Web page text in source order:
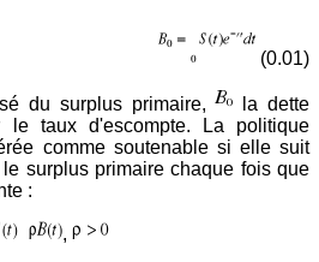
(0.01)
du surplus primaire,
la dette
le taux d'escompte. La politique
comme soutenable si elle suit
surplus primaire chaque fois que
:
,